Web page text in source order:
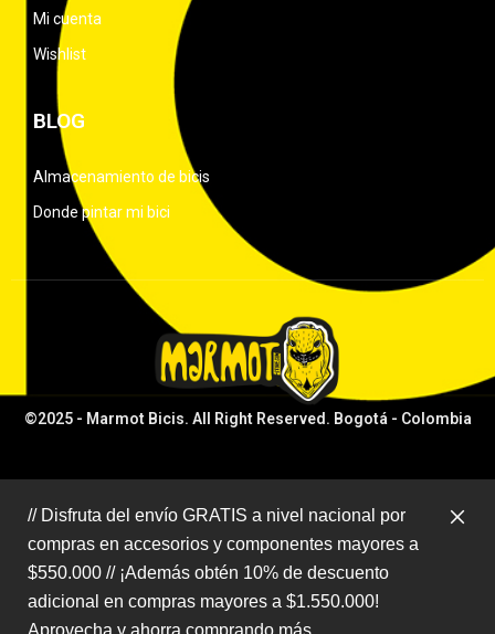
// Disfruta del envío GRATIS a nivel nacional por
compras en accesorios y componentes mayores a
$550.000 // ¡Además obtén 10% de descuento
adicional en compras mayores a $1.550.000!
Aprovecha y ahorra comprando más.
Mi cuenta
Wishlist
BLOG
Almacenamiento de bicis
Donde pintar mi bici
©2025 - Marmot Bicis. All Right Reserved. Bogotá - Colombia